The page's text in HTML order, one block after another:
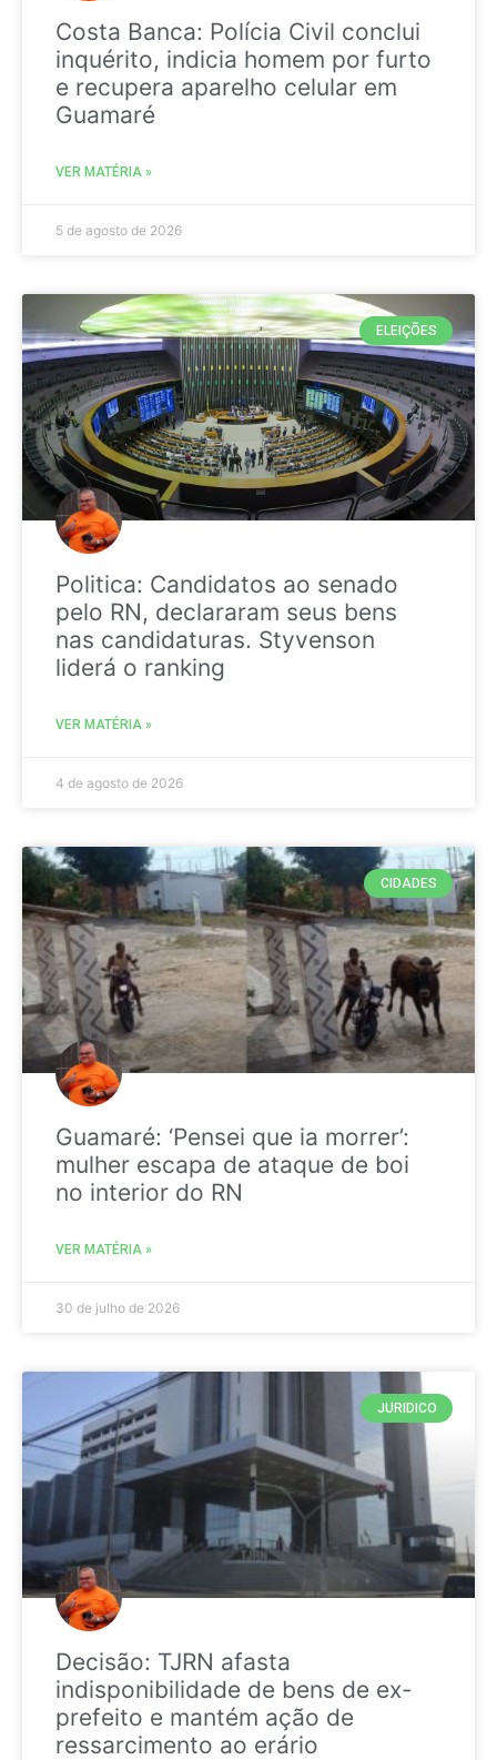
Costa Banca: Polícia Civil conclui
inquérito, indicia homem por furto
e recupera aparelho celular em
Guamaré
VER MATÉRIA »
5 de agosto de 2026
ELEIÇÕES
Politica: Candidatos ao senado
pelo RN, declararam seus bens
nas candidaturas. Styvenson
liderá o ranking
VER MATÉRIA »
4 de agosto de 2026
CIDADES
Guamaré: ‘Pensei que ia morrer’:
mulher escapa de ataque de boi
no interior do RN
VER MATÉRIA »
30 de julho de 2026
JURIDICO
Decisão: TJRN afasta
indisponibilidade de bens de ex-
prefeito e mantém ação de
ressarcimento ao erário